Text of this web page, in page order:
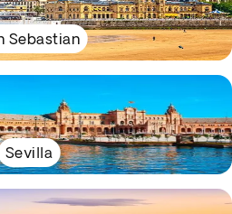
Sebastian
Sevilla